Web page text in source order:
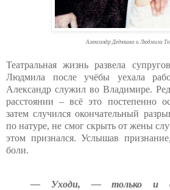
Александр Дедюшко и Людмила
Театральная жизнь развела
Людмила после учёбы уехала
Александр служил во Владимире.
расстоянии – всё это постепенно
затем случился окончательный
по натуре, не смог скрыть от жены
этом признался. Услышав
боли.
— Уходи, — только и